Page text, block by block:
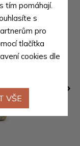
tím pomáhají.
s
pro
tlačítka
cookies dle
VŠE